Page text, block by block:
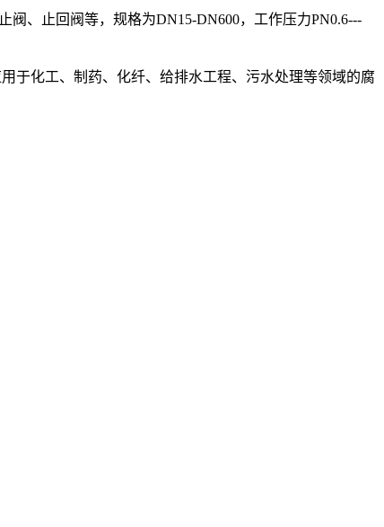
阀、止回阀等，规格为DN15-DN600，工作压力PN0.6---
于化工、制药、化纤、给排水工程、污水处理等领域的腐